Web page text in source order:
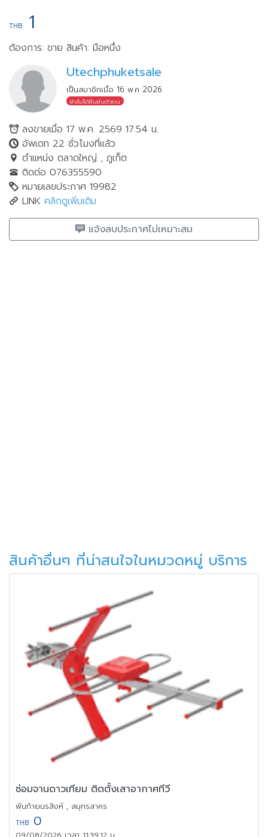
THB 1
ต้องการ: ขาย สินค้า: มือหนึ่ง
Utechphuketsale
เป็นสมาชิกเมื่อ 16 พ.ค 2026
ยังไม่ได้ยืนยันตัวตน
ลงขายเมื่อ 17 พ.ค. 2569 17:54 น.
อัพเดท 22 ชั่วโมงที่แล้ว
ตำแหน่ง ตลาดใหญ่ , ภูเก็ต
ติดต่อ 076355590
หมายเลขประกาศ 19982
LINK คลิกดูเพิ่มเติม
แจ้งลบประกาศไม่เหมาะสม
สินค้าอื่นๆ ที่น่าสนใจในหมวดหมู่ บริการ
ซ่อมจานดาวเทียม ติดตั้งเสาอากาศทีวี
พันท้ายนรสิงห์ , สมุทรสาคร
THB 0